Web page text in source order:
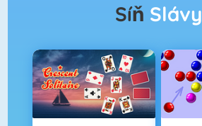
Síň Slávy